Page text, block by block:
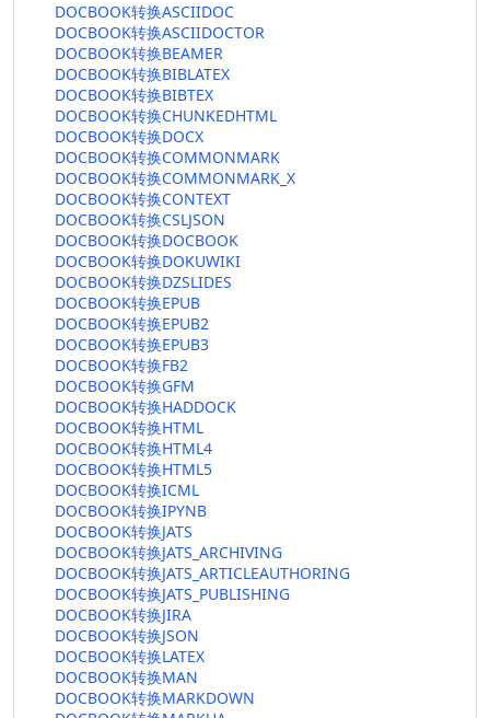
DOCBOOK转换ASCIIDOC
DOCBOOK转换ASCIIDOCTOR
DOCBOOK转换BEAMER
DOCBOOK转换BIBLATEX
DOCBOOK转换BIBTEX
DOCBOOK转换CHUNKEDHTML
DOCBOOK转换DOCX
DOCBOOK转换COMMONMARK
DOCBOOK转换COMMONMARK_X
DOCBOOK转换CONTEXT
DOCBOOK转换CSLJSON
DOCBOOK转换DOCBOOK
DOCBOOK转换DOKUWIKI
DOCBOOK转换DZSLIDES
DOCBOOK转换EPUB
DOCBOOK转换EPUB2
DOCBOOK转换EPUB3
DOCBOOK转换FB2
DOCBOOK转换GFM
DOCBOOK转换HADDOCK
DOCBOOK转换HTML
DOCBOOK转换HTML4
DOCBOOK转换HTML5
DOCBOOK转换ICML
DOCBOOK转换IPYNB
DOCBOOK转换JATS
DOCBOOK转换JATS_ARCHIVING
DOCBOOK转换JATS_ARTICLEAUTHORING
DOCBOOK转换JATS_PUBLISHING
DOCBOOK转换JIRA
DOCBOOK转换JSON
DOCBOOK转换LATEX
DOCBOOK转换MAN
DOCBOOK转换MARKDOWN